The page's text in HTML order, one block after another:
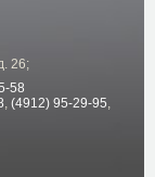
26;
58
, (4912) 95-29-95,